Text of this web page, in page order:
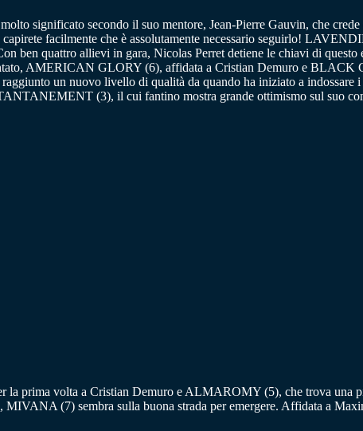
significato secondo il suo mentore, Jean-Pierre Gauvin, che
facilmente che è assolutamente necessario seguirlo!
ben quattro allievi in gara, Nicolas Perret detiene le chiavi di questo
AMERICAN GLORY (6), affidata a Cristian Demuro e BLACK
un nuovo livello di qualità da quando ha iniziato a indossare i
(3), il cui fantino mostra grande ottimismo sul suo
prima volta a Cristian Demuro e ALMAROMY (5), che trova una
(7) sembra sulla buona strada per emergere. Affidata a